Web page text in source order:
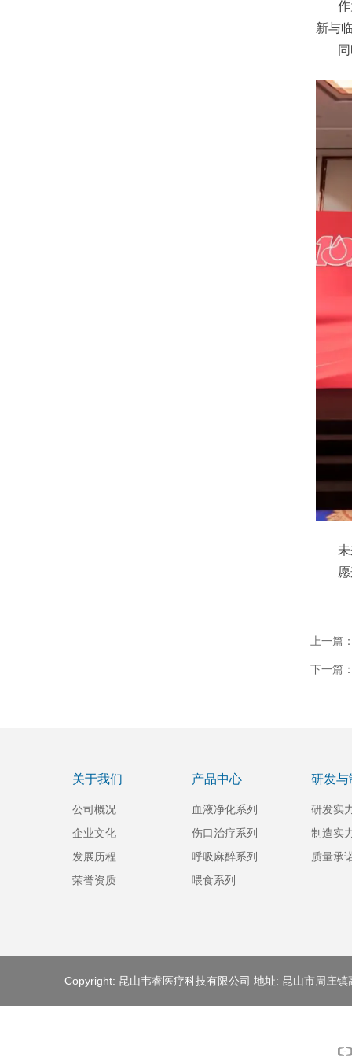
上一篇
下一篇
新与
关于我们
公司概况
企业文化
发展历程
荣誉资质
产品中心
血液净化系列
伤口治疗系列
呼吸麻醉系列
喂食系列
研发与
研发实
制造实
质量承
Copyright: 昆山韦睿医疗科技有限公司 地址: 昆山市周庄